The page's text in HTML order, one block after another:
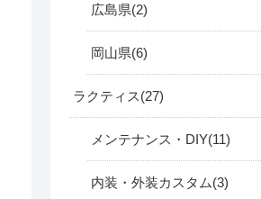
広島県 2
岡山県 6
ラクティス 27
メンテナンス・DIY 11
内装・外装カスタム 3